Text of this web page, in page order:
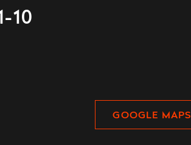
10
GOOGLE MAPS